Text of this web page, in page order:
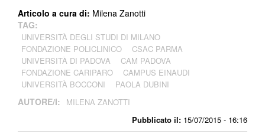
Pubblicato il: 15/07/2015 - 16:16
Articolo a cura di: Milena Zanotti ​
TAG:
UNIVERSITÀ DEGLI STUDI DI MILANO
FONDAZIONE POLICLINICO
CSAC PARMA
UNIVERSITÀ DI PADOVA
CAM PADOVA
FONDAZIONE CARIPARO
CAMPUS EINAUDI
UNIVERSITÀ BOCCONI
PAOLA DUBINI
AUTORE/I: MILENA ZANOTTI